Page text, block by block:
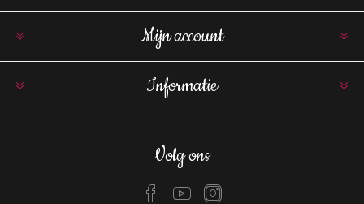
Mijn account
Informatie
Volg ons